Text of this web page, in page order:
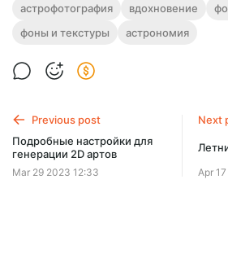
Комета С/2022 Е3 (ZTF) -
фото
социальных сетей, музыкальных
Level required:
астрофотография вдохновение
фоны и текстуры
астрономия
Previous post
Подробные настройки для
генерации 2D артов
Mar 29 2023 12:33
Next
Apr